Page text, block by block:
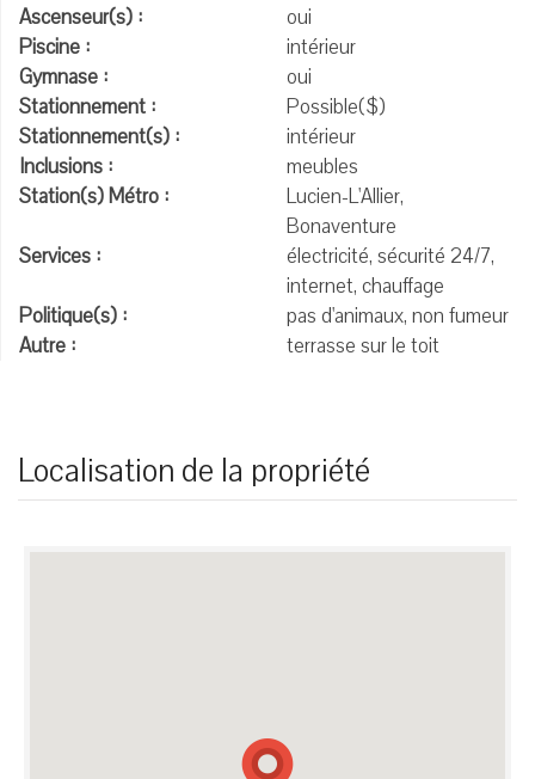
Ascenseur(s) :
oui
Piscine :
intérieur
Gymnase :
oui
Stationnement :
Possible($)
Stationnement(s) :
intérieur
Inclusions :
meubles
Station(s) Métro :
Lucien-L'Allier,
Bonaventure
Services :
électricité, sécurité 24/7,
internet, chauffage
Politique(s) :
pas d'animaux, non fumeur
Autre :
terrasse sur le toit
Localisation de la propriété